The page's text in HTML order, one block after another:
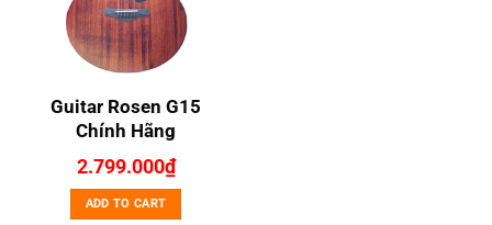
Guitar Rosen G15
Chính Hãng
2.799.000₫
ADD TO CART